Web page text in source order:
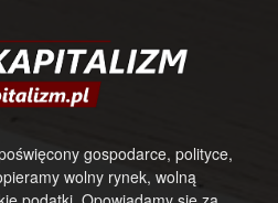
gospodarce, polityce,
wolny rynek, wolną